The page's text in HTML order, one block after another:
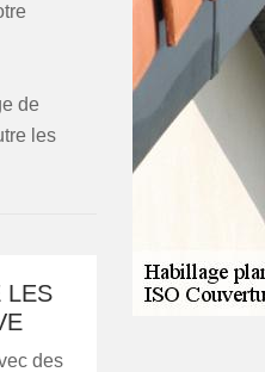
de
les
LES
des